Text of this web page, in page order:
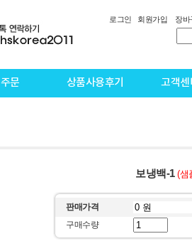
로그인 회원가입 장바
주문 상품사용후기 고객센
보냉백-1 (샘
판매가격
구매수량